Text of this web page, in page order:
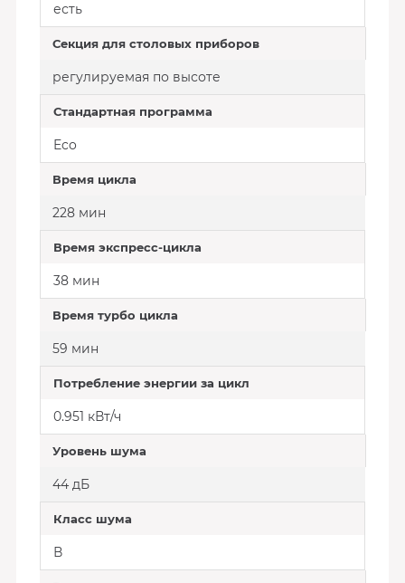
есть
Секция для столовых приборов
регулируемая по высоте
Стандартная программа
Eco
Время цикла
228 мин
Время экспресс-цикла
38 мин
Время турбо цикла
59 мин
Потребление энергии за цикл
0.951 кВт/ч
Уровень шума
44 дБ
Класс шума
В